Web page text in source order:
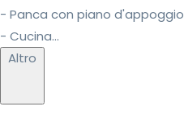
- Panca con piano d'appoggio
- Cucina...
Altro